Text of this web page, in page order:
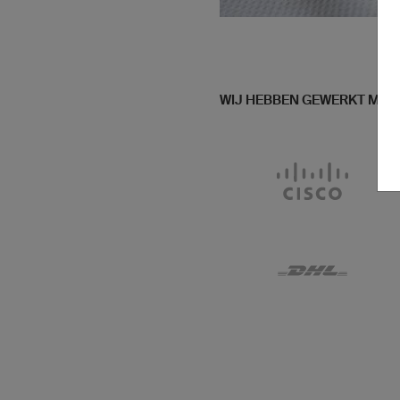
Bij owayo kun je
ontwerpen. Bij onze
inbegrepen. Zelfs
mogelijk.
WIJ HEBBEN GEWERKT MET